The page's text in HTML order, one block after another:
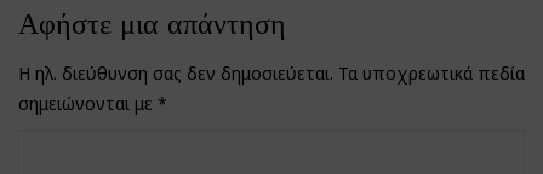
Αφήστε μια απάντηση
Η ηλ. διεύθυνση σας δεν δημοσιεύεται. Τα υποχρεωτικά πεδία
σημειώνονται με *